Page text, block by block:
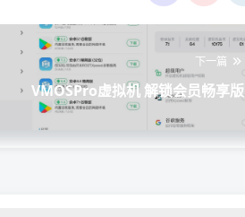
下一篇
VMOSPro虚拟机 解锁会员畅享版